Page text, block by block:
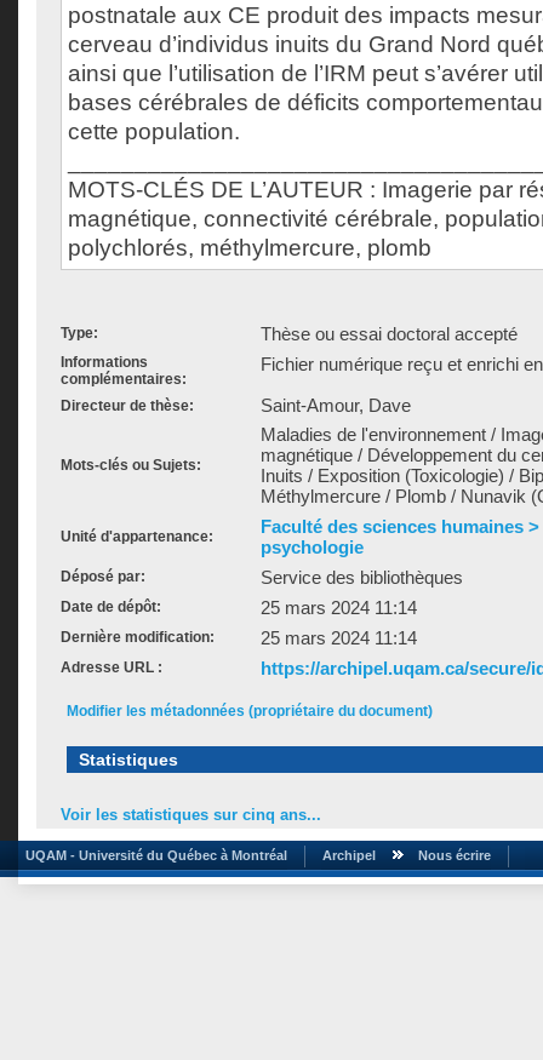
postnatale aux CE produit des impacts
cerveau d’individus inuits du Grand Nord
ainsi que l’utilisation de l’IRM peut s’avérer
bases cérébrales de déficits
cette population.
MOTS-CLÉS DE L’AUTEUR : Imagerie par
magnétique, connectivité cérébrale,
polychlorés, méthylmercure, plomb
Type: Thèse ou essai doctoral accepté
Informations
complémentaires:
Fichier numérique reçu et enrichi
Directeur de thèse: Saint-Amour, Dave
Mots-clés ou Sujets:
Maladies de l'environnement /
magnétique / Développement du
Inuits / Exposition (Toxicologie) /
Méthylmercure / Plomb / Nunavik
Unité d'appartenance:
Faculté des sciences humaines
psychologie
Déposé par: Service des bibliothèques
Date de dépôt: 25 mars 2024 11:14
Dernière modification: 25 mars 2024 11:14
Adresse URL : https://archipel.uqam.ca/secure/
Modifier les métadonnées (propriétaire du document)
Statistiques
Voir les statistiques sur cinq ans...
UQAM - Université du Québec à Montréal Archipel Nous écrire